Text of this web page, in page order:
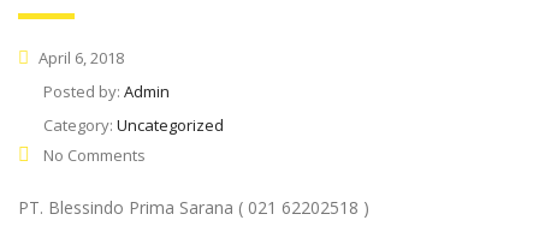
April 6, 2018
Posted by: Admin
Category: Uncategorized
No Comments
PT. Blessindo Prima Sarana ( 021 62202518 )